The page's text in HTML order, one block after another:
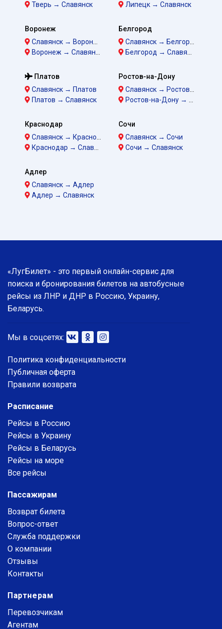
Тверь → Славянск
Липецк → Славянск
Воронеж
Славянск → Воронеж
Воронеж → Славянск
Белгород
Славянск → Белгород
Белгород → Славянск
Платов
Славянск → Платов
Платов → Славянск
Ростов-на-Дону
Славянск → Ростов-на-Дону
Ростов-на-Дону → Славянск
Краснодар
Славянск → Краснодар
Краснодар → Славянск
Сочи
Славянск → Сочи
Сочи → Славянск
Адлер
Славянск → Адлер
Адлер → Славянск
«ЛугБилет» - это первый онлайн-сервис для
поиска и бронирования билетов на автобусные
рейсы из ЛНР и ДНР в Россию, Украину,
Беларусь.
Мы в соцсетях:
Политика конфиденциальности
Публичная оферта
Правили возврата
Расписание
Рейсы в Россию
Рейсы в Украину
Рейсы в Беларусь
Рейсы на море
Все рейсы
Пассажирам
Возврат билета
Вопрос-ответ
Служба поддержки
О компании
Отзывы
Контакты
Партнерам
Перевозчикам
Агентам